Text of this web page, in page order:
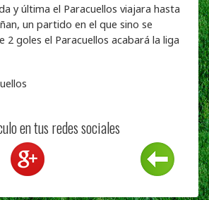
y última el Paracuellos viajara hasta
un partido en el que sino se
2 goles el Paracuellos acabará la liga
en tus redes sociales